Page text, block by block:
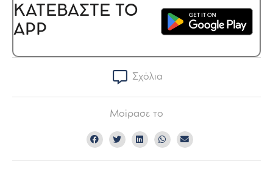
ΚΑΤΕΒΑΣΤΕ ΤΟ
APP
Σχόλια
Μοίρασε το